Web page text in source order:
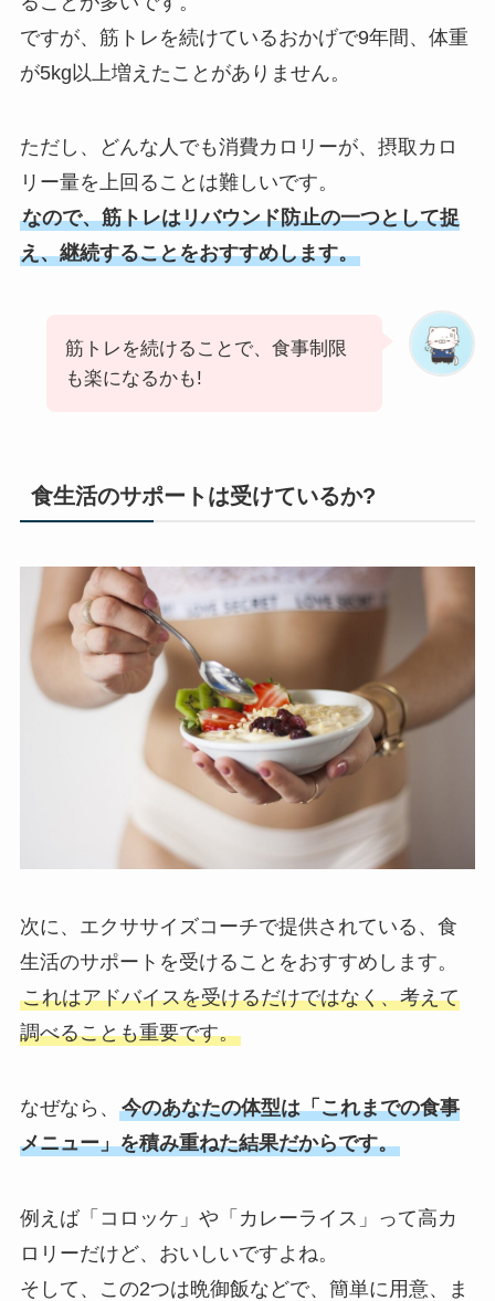
ですが、筋トレを続けているおかげで9年間、体重
が5kg以上増えたことがありません。
ただし、どんな人でも消費カロリーが、摂取カロ
リー量を上回ることは難しいです。
なので、筋トレはリバウンド防止の一つとして捉
え、継続することをおすすめします。
筋トレを続けることで、食事制限
も楽になるかも!
食生活のサポートは受けているか?
次に、エクササイズコーチで提供されている、食
生活のサポートを受けることをおすすめします。
これはアドバイスを受けるだけではなく、考えて
調べることも重要です。
なぜなら、 今のあなたの体型は「これまでの食事
メニュー」を積み重ねた結果だからです。
例えば「コロッケ」や「カレーライス」って高カ
ロリーだけど、おいしいですよね。
そして、この2つは晩御飯などで、簡単に用意、ま